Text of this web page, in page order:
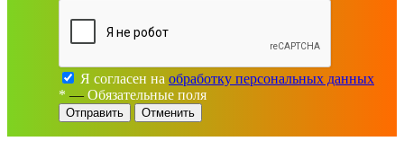
Я согласен на обработку персональных данных
* — Обязательные поля
Отменить